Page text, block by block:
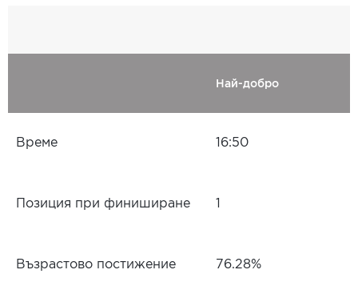
Най-добро
Време 16:50
Позиция при финиширане
Възрастово постижение 76.28%